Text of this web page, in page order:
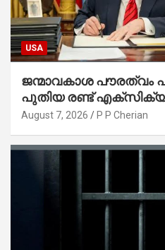
USA
ജന്മാവകാശ പൗരത്വം
പുതിയ രണ്ട്
ട്രംപ് ഒപ്പുവെച്ചു
August 7, 2026 P P Cherian